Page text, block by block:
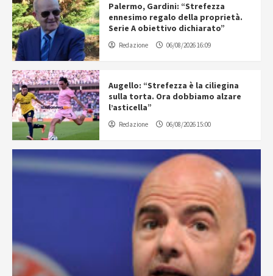
Palermo, Gardini: “Strefezza
ennesimo regalo della proprietà.
Serie A obiettivo dichiarato”
Redazione 06/08/2026 16:09
Augello: “Strefezza è la ciliegina
sulla torta. Ora dobbiamo alzare
l’asticella”
Redazione 06/08/2026 15:00